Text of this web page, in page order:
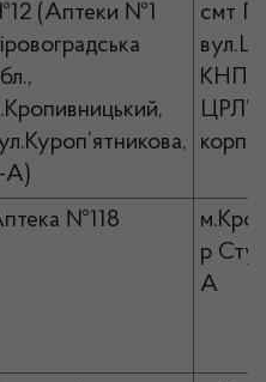
(Аптеки №1
А)
смт
КНП
ЦРЛ”,
№118
р
А